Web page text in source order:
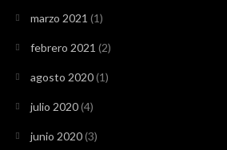
marzo 2021 (1)
febrero 2021 (2)
agosto 2020(1)
julio 2020(4)
junio 2020(3)